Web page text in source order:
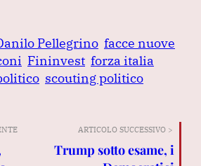
Pellegrino facce nuove
Fininvest forza italia
scouting politico
ARTICOLO SUCCESSIVO >
Trump sotto esame, i